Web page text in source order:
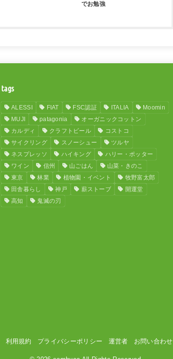
でお勉強
tags
ALESSI FIAT FSC認証 ITALIA
Moomin
MUJI
patagonia
オーガニックコットン
カルディ
クラフトビール
コストコ
サイクリング
スノーシュー
ツルヤ
ネスプレッソ
ハイキング
ハリー・ポッター
ワイン
信州 山ごはん
山菜・きのこ
東京
林業 植物園・イベント
牧野富太郎
田舎暮らし
神戸 薪ストーブ
開運堂
高知
鬼滅の刃
利用規約 プライバシーポリシー 運営者 お問い合わせ